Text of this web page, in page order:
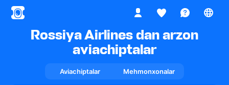
Rossiya Airlines dan arzon
aviachiptalar
Aviachiptalar Mehmonxonalar